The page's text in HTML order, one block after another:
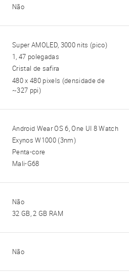
Não
Super AMOLED, 3000 nits (pico)
1, 47 polegadas
Cristal de safira
480 x 480 pixels (densidade de
~327 ppi)
Android Wear OS 6, One UI 8 Watch
Exynos W1000 (3nm)
Penta-core
Mali-G68
Não
32 GB, 2 GB RAM
Não